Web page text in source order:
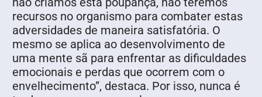
recursos no organismo para combater estas
adversidades de maneira satisfatória. O
mesmo se aplica ao desenvolvimento de
uma mente sã para enfrentar as dificuldades
emocionais e perdas que ocorrem com o
envelhecimento”, destaca. Por isso, nunca é